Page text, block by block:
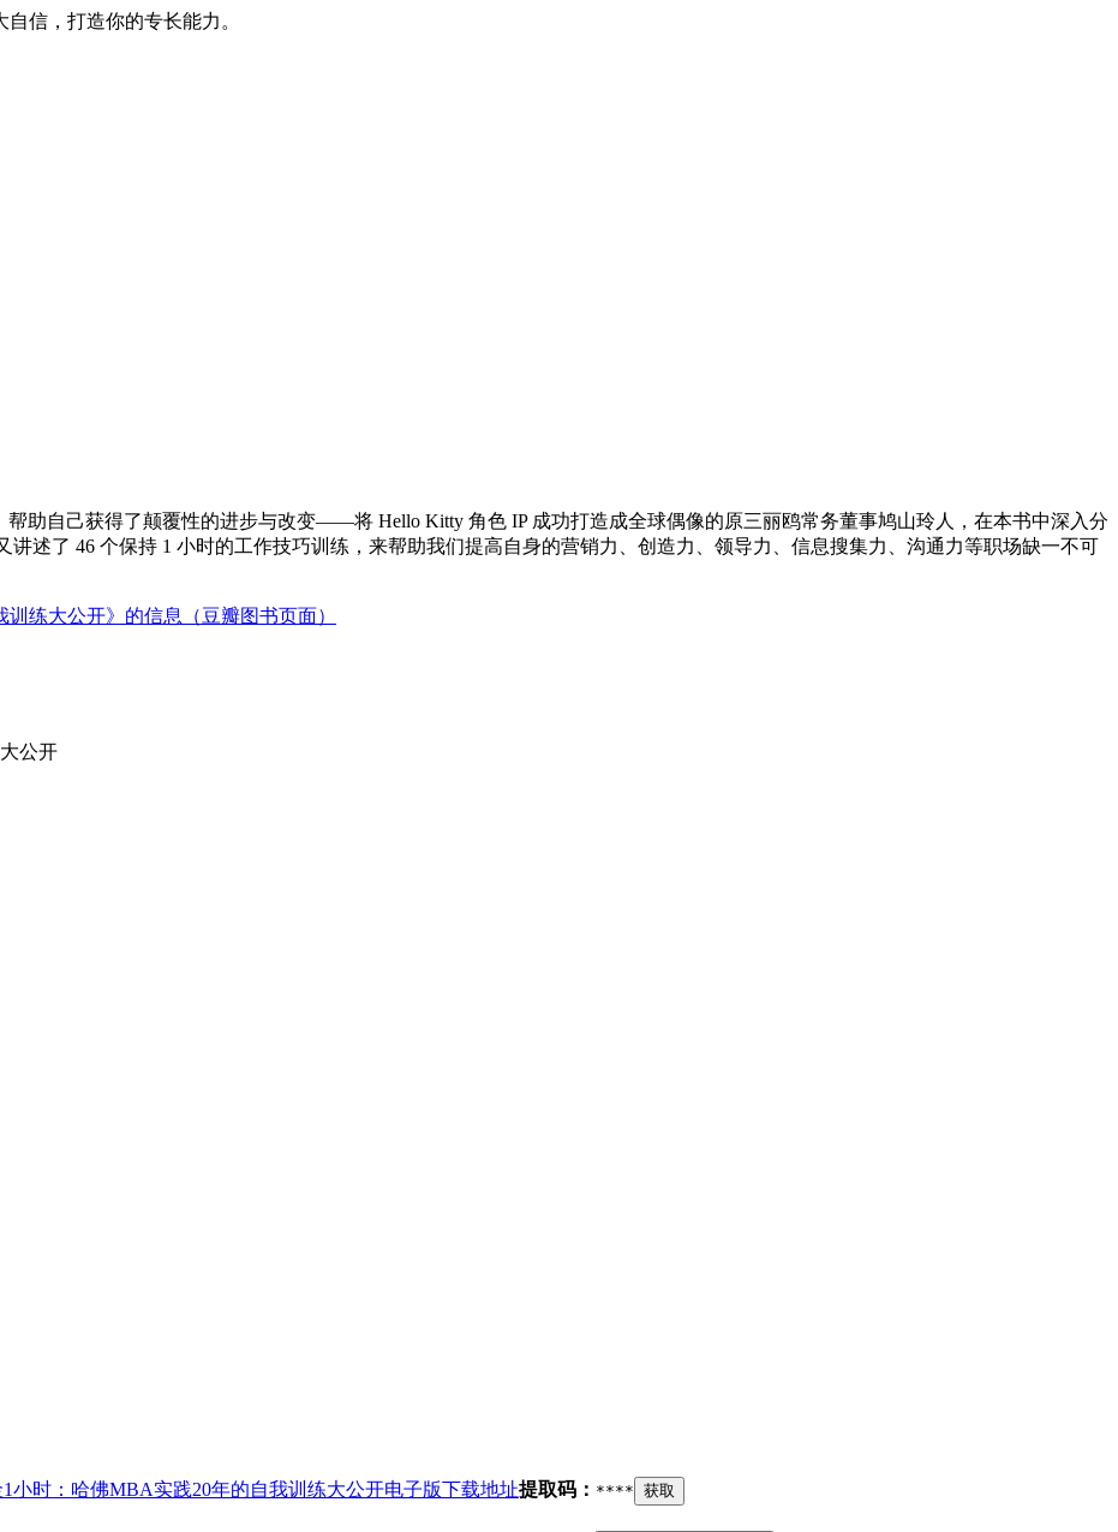
信，打造你的专长能力。
助自己获得了颠覆性的进步与改变——将 Hello Kitty 角色 IP 成功打造成全球偶像的原三丽鸥常务董事鸠山玲人，在本书中深入分
述了 46 个保持 1 小时的工作技巧训练，来帮助我们提高自身的营销力、创造力、领导力、信息搜集力、沟通力等职场缺一不可
练大公开》的信息（豆瓣图书页面）
公开
小时：哈佛MBA实践20年的自我训练大公开电子版下载地址提取码： **** 获取